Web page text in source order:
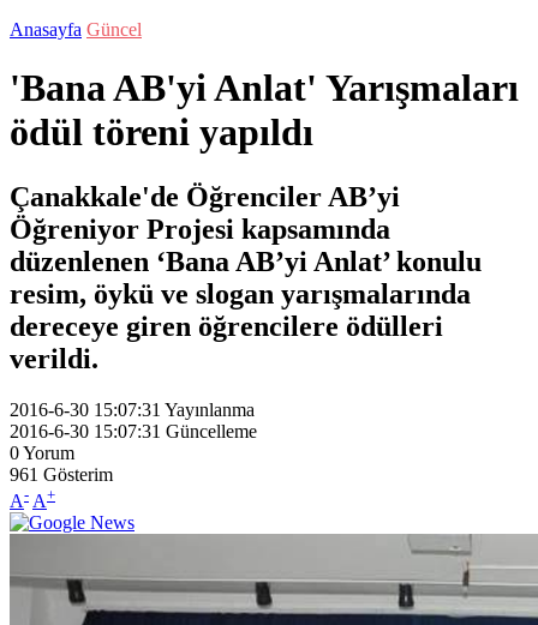
Anasayfa Güncel
'Bana AB'yi Anlat' Yarışmaları
ödül töreni yapıldı
Çanakkale'de Öğrenciler AB’yi
Öğreniyor Projesi kapsamında
düzenlenen ‘Bana AB’yi Anlat’ konulu
resim, öykü ve slogan yarışmalarında
dereceye giren öğrencilere ödülleri
verildi.
2016-6-30 15:07:31 Yayınlanma
2016-6-30 15:07:31 Güncelleme
0Yorum
961 Gösterim
A- A+